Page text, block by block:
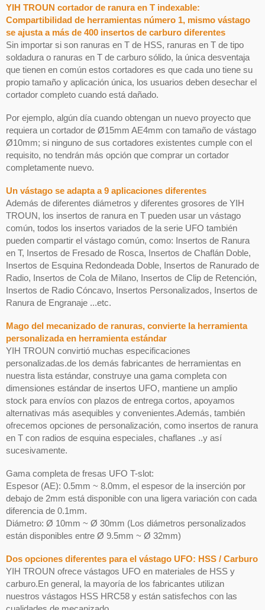
YIH TROUN cortador de ranura en T indexable:
Compartibilidad de herramientas número 1, mismo vástago
se ajusta a más de 400 insertos de carburo diferentes
Sin importar si son ranuras en T de HSS, ranuras en T de tipo
soldadura o ranuras en T de carburo sólido, la única desventaja
que tienen en común estos cortadores es que cada uno tiene su
propio tamaño y aplicación única, los usuarios deben desechar el
cortador completo cuando está dañado.
Por ejemplo, algún día cuando obtengan un nuevo proyecto que
requiera un cortador de Ø15mm AE4mm con tamaño de vástago
Ø10mm; si ninguno de sus cortadores existentes cumple con el
requisito, no tendrán más opción que comprar un cortador
completamente nuevo.
Un vástago se adapta a 9 aplicaciones diferentes
Además de diferentes diámetros y diferentes grosores de YIH
TROUN, los insertos de ranura en T pueden usar un vástago
común, todos los insertos variados de la serie UFO también
pueden compartir el vástago común, como: Insertos de Ranura
en T, Insertos de Fresado de Rosca, Insertos de Chaflán Doble,
Insertos de Esquina Redondeada Doble, Insertos de Ranurado de
Radio, Insertos de Cola de Milano, Insertos de Clip de Retención,
Insertos de Radio Cóncavo, Insertos Personalizados, Insertos de
Ranura de Engranaje ...etc.
Mago del mecanizado de ranuras, convierte la herramienta
personalizada en herramienta estándar
YIH TROUN convirtió muchas especificaciones
personalizadas.de los demás fabricantes de herramientas en
nuestra lista estándar, construye una gama completa con
dimensiones estándar de insertos UFO, mantiene un amplio
stock para envíos con plazos de entrega cortos, apoyamos
alternativas más asequibles y convenientes.Además, también
ofrecemos opciones de personalización, como insertos de ranura
en T con radios de esquina especiales, chaflanes ..y así
sucesivamente.
Gama completa de fresas UFO T-slot:
Espesor (AE): 0.5mm ~ 8.0mm, el espesor de la inserción por
debajo de 2mm está disponible con una ligera variación con cada
diferencia de 0.1mm.
Diámetro: Ø 10mm ~ Ø 30mm (Los diámetros personalizados
están disponibles entre Ø 9.5mm ~ Ø 32mm)
Dos opciones diferentes para el vástago UFO: HSS / Carburo
YIH TROUN ofrece vástagos UFO en materiales de HSS y
carburo.En general, la mayoría de los fabricantes utilizan
nuestros vástagos HSS HRC58 y están satisfechos con las